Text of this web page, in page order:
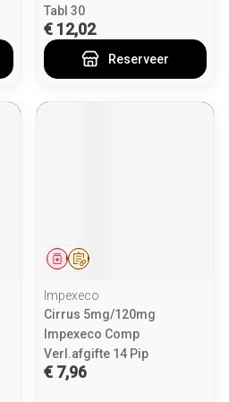
Tabl 30
€ 12,02
Reserveer
Op voorschrift
Geneesmiddel
Impexeco
Cirrus 5mg/120mg
Impexeco Comp
Verl.afgifte 14 Pip
€ 7,96